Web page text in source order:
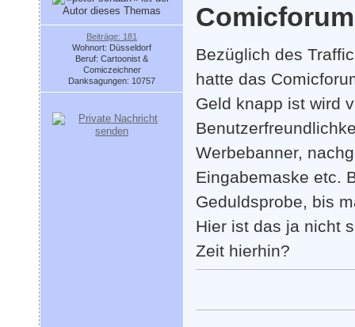
Beiträge: 181
Wohnort: Düsseldorf
Beruf: Cartoonist &
Comiczeichner
Danksagungen: 10757
Comicforum
Bezüglich des
hatte das
Geld knapp ist wird
Werbebanner,
Eingabemaske etc.
Geduldsprobe, bis
Hier ist das ja nicht
Zeit hierhin?